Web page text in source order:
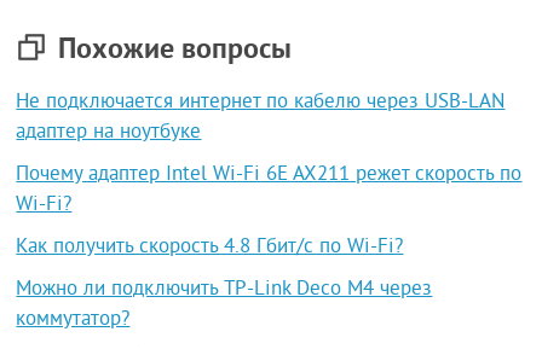
Похожие вопросы
Не подключается интернет по кабелю через USB-LAN
адаптер на ноутбуке
Почему адаптер Intel Wi-Fi 6E AX211 режет скорость по
Wi-Fi?
Как получить скорость 4.8 Гбит/с по Wi-Fi?
Можно ли подключить TP-Link Deco M4 через
коммутатор?